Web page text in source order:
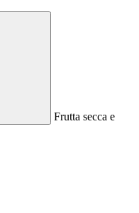
Frutta secca e